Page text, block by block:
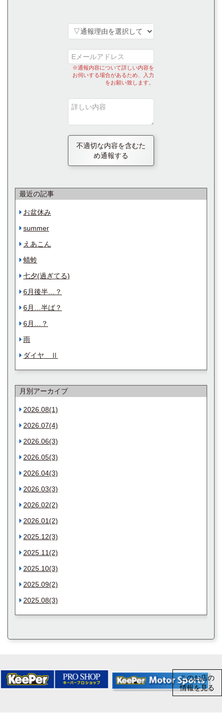
※通報内容について詳しい内容を
お伺いする場合があるため、入力
をお願い致します。
不適切な内容を含むた
め通報する
最近の記事
お盆休み
summer
えあこん
蜻蛉
七夕(過ぎてる)
6月後半…？
6月…半ば？
6月…？
雨
ダイヤ Ⅱ
月別アーカイブ
2026.08(1)
2026.07(4)
2026.06(3)
2026.05(3)
2026.04(3)
2026.03(3)
2026.02(2)
2026.01(2)
2025.12(3)
2025.11(2)
2025.10(3)
2025.09(2)
2025.08(3)
このお店の
情報を見る